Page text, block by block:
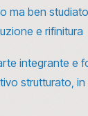
ma ben
e rifinitura
integrante e
strutturato, in